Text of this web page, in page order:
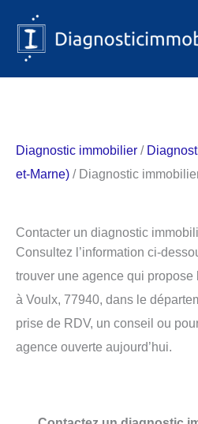
contenu
Diagnostic immobilier /
et-Marne) / Diagnostic
Contacter un diagnostic
Consultez l’information ci-
trouver une agence qui
à Voulx, 77940, dans le
prise de RDV, un conseil ou
agence ouverte aujourd’hui.